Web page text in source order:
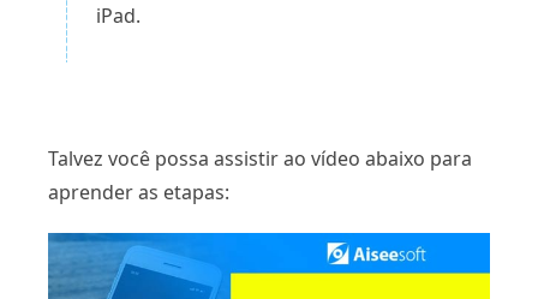
iPad.
Talvez você possa assistir ao vídeo abaixo para
aprender as etapas: